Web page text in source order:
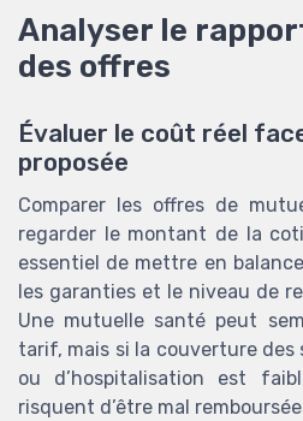
Analyser le
des offres
Évaluer le coût réel
proposée
Comparer les offres de
regarder le montant de la
essentiel de mettre en
les garanties et le niveau de
Une mutuelle santé peut
tarif, mais si la couverture
ou d’hospitalisation est
risquent d’être mal